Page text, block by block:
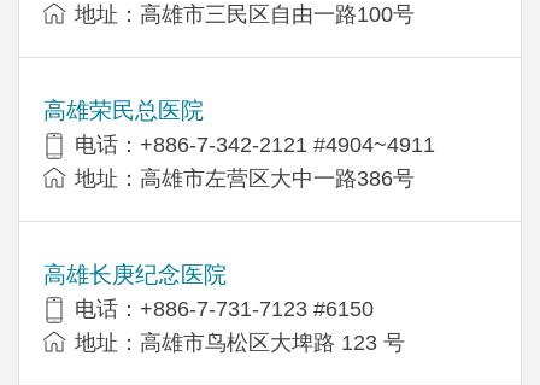
地址：高雄市三民区自由一路100号
高雄荣民总医院
电话：+886-7-342-2121 #4904~4911
地址：高雄市左营区大中一路386号
高雄长庚纪念医院
电话：+886-7-731-7123 #6150
地址：高雄市鸟松区大埤路 123 号